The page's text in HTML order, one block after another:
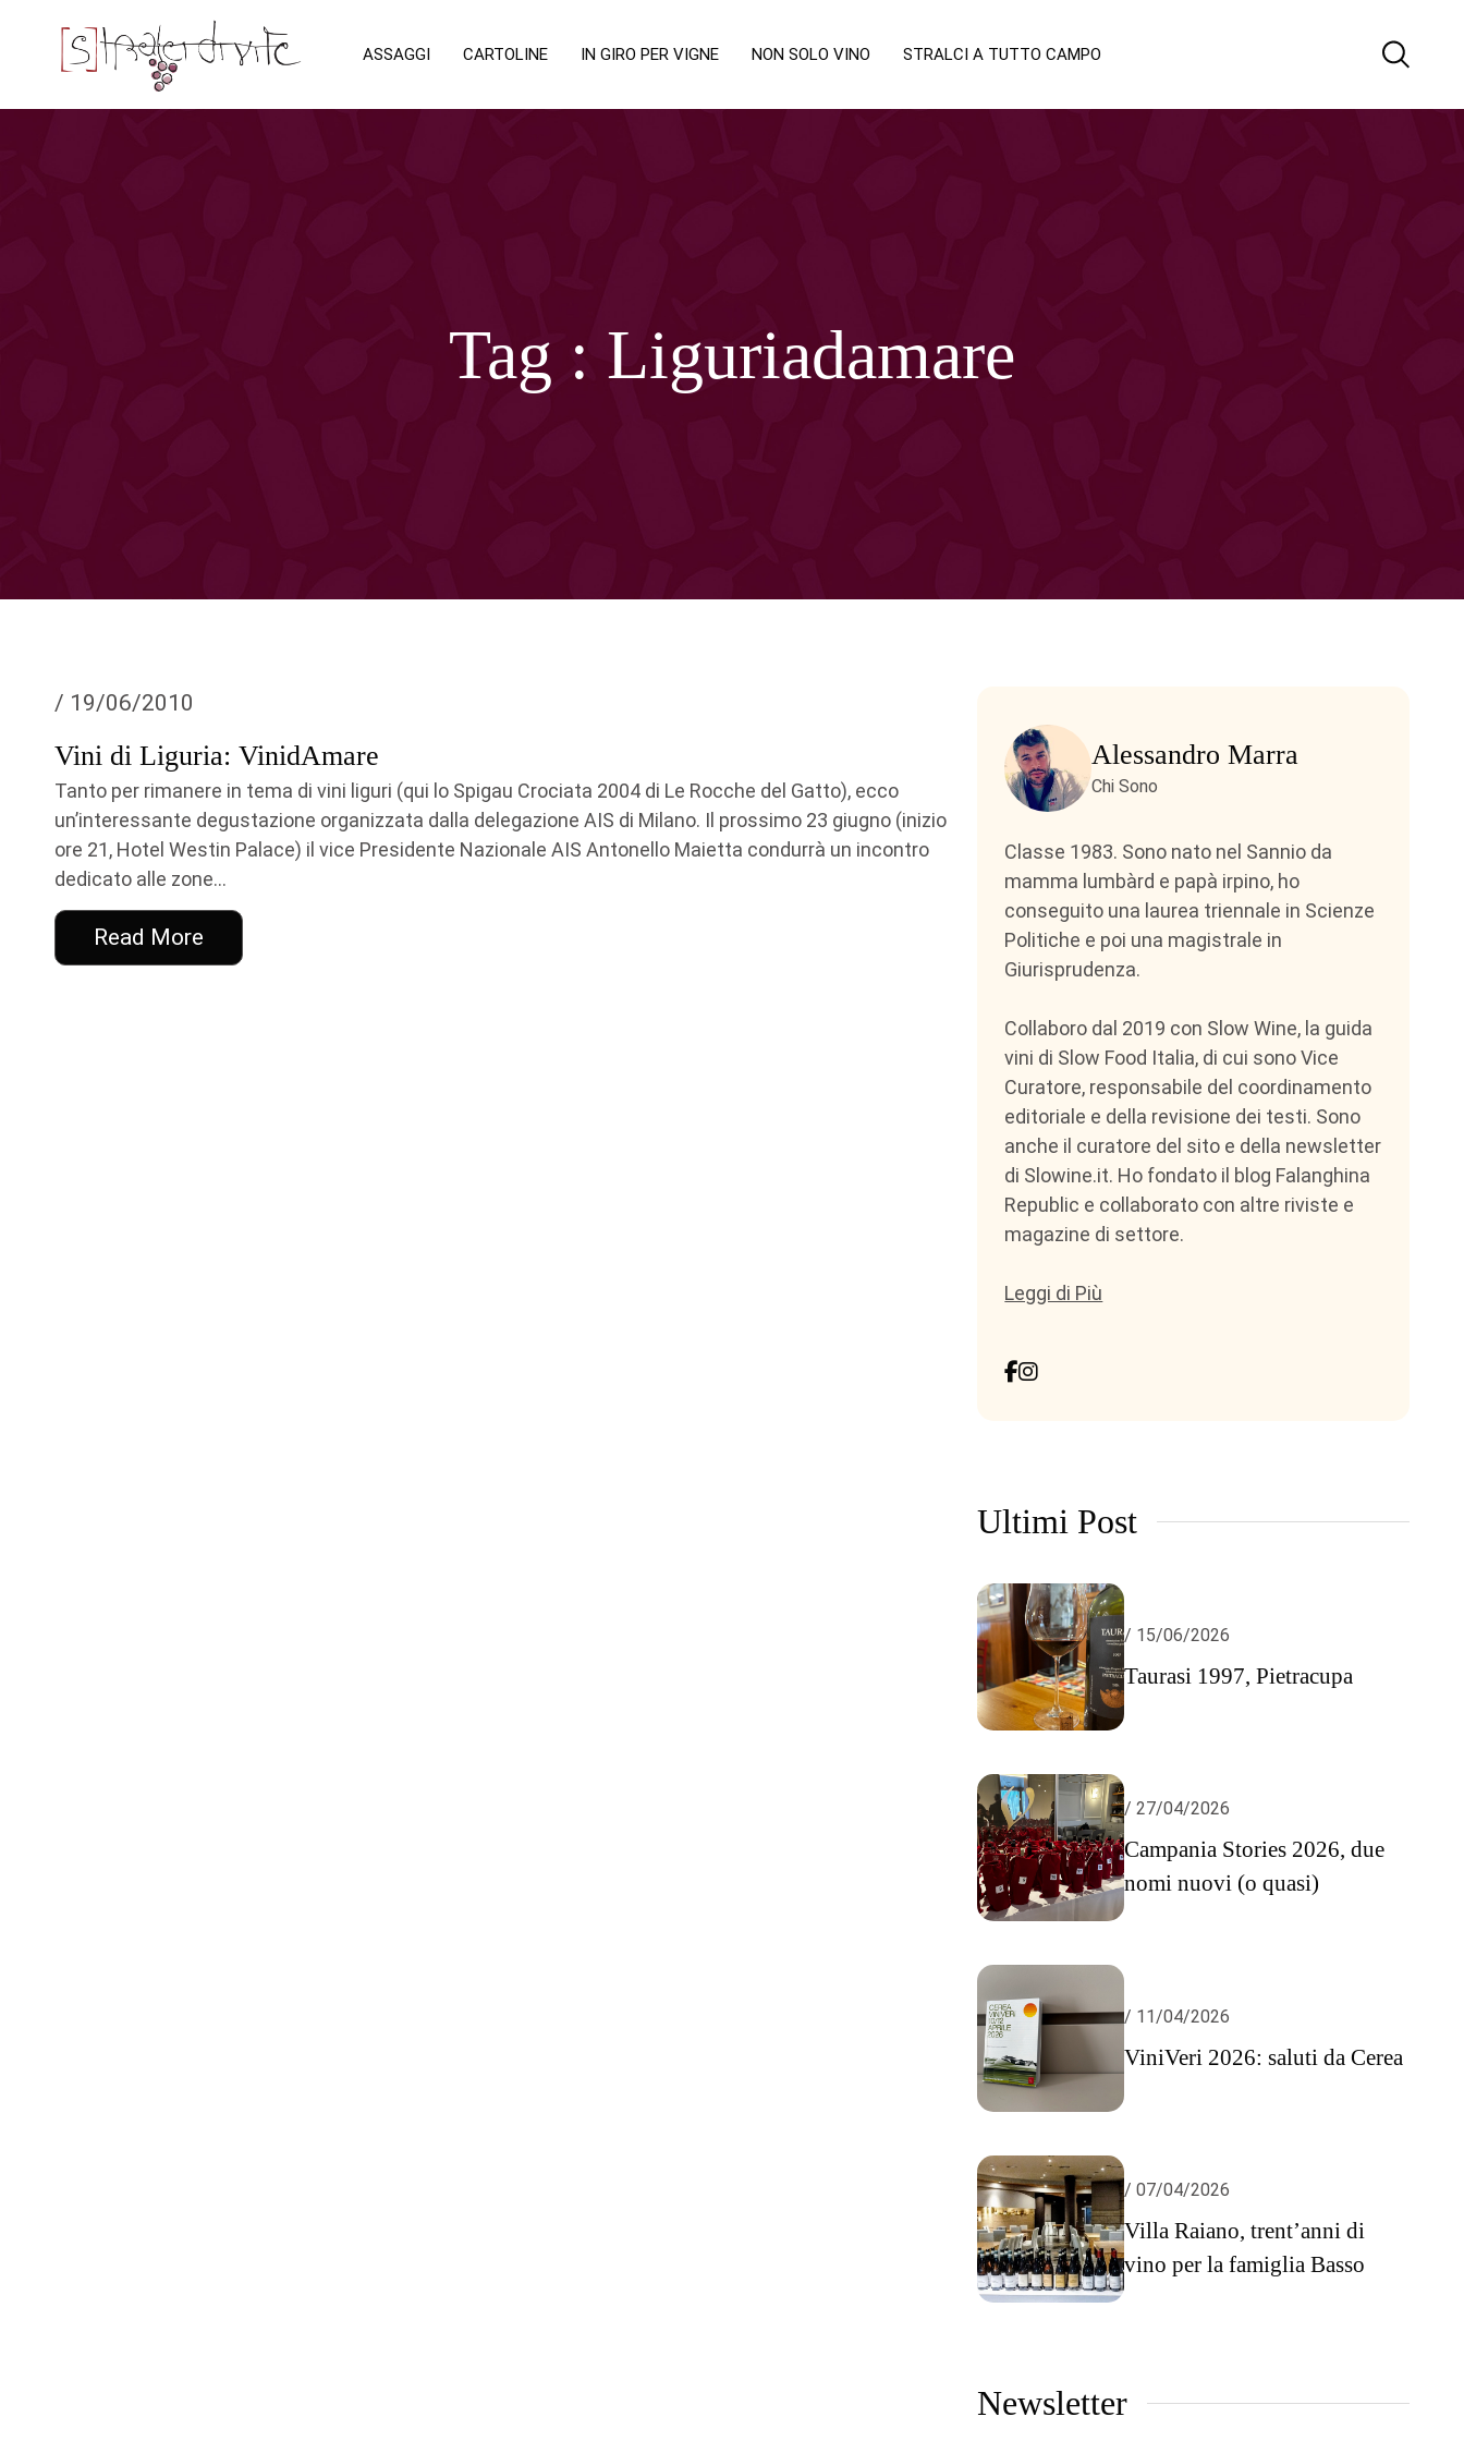
ASSAGGI CARTOLINE IN GIRO PER VIGNE NON SOLO VINO STRALCI A TUTTO CAMPO
Tag : Liguriadamare
/ 19/06/2010
Vini di Liguria: VinidAmare
Tanto per rimanere in tema di vini liguri (qui lo Spigau Crociata 2004 di Le Rocche del Gatto), ecco
un’interessante degustazione organizzata dalla delegazione AIS di Milano. Il prossimo 23 giugno (inizio
ore 21, Hotel Westin Palace) il vice Presidente Nazionale AIS Antonello Maietta condurrà un incontro
dedicato alle zone...
Read More
Alessandro Marra
Chi Sono
Classe 1983. Sono nato nel Sannio da
mamma lumbàrd e papà irpino, ho
conseguito una laurea triennale in Scienze
Politiche e poi una magistrale in
Giurisprudenza.
Collaboro dal 2019 con Slow Wine, la guida
vini di Slow Food Italia, di cui sono Vice
Curatore, responsabile del coordinamento
editoriale e della revisione dei testi. Sono
anche il curatore del sito e della newsletter
di Slowine.it. Ho fondato il blog Falanghina
Republic e collaborato con altre riviste e
magazine di settore.
Leggi di Più
Ultimi Post
/ 15/06/2026
Taurasi 1997, Pietracupa
/ 27/04/2026
Campania Stories 2026, due
nomi nuovi (o quasi)
/ 11/04/2026
ViniVeri 2026: saluti da Cerea
/ 07/04/2026
Villa Raiano, trent’anni di
vino per la famiglia Basso
Newsletter